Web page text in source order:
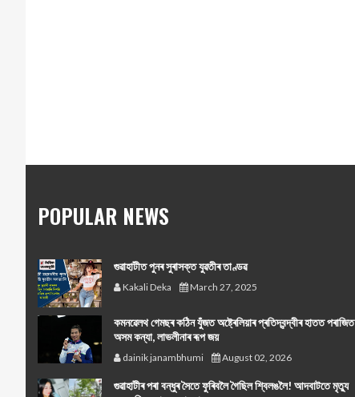
POPULAR NEWS
গুৱাহাটীত পুনৰ সুৰাসক্ত যুৱতীৰ তাণ্ডৱ
Kakali Deka March 27, 2025
কমনৱেলথ গেমছৰ কঠিন যুঁজত অষ্ট্ৰেলিয়াৰ প্ৰতিদ্বন্দ্বীৰ হাতত পৰাজিত
অসম কন্যা, লাভলীনাৰ ৰূপ জয়
dainik janambhumi August 02, 2026
গুৱাহাটীৰ পৰা বন্ধুৰ সৈতে ফুৰিবলৈ গৈছিল শ্বিলঙলৈ! আদবাটতে মৃত্যু